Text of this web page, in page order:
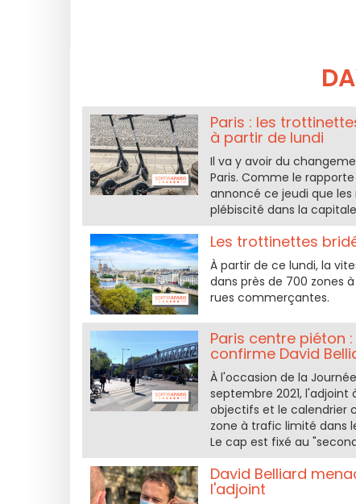
Paris : les
à partir de lundi
Il va y avoir du
Paris. Comme le
annoncé ce jeudi que
plébiscité dans la
Les trottinettes
À partir de ce lundi, la
dans près de 700 zones
rues commerçantes.
Paris centre piéton
confirme David
À l'occasion de la
septembre 2021,
objectifs et le calendrier
zone à trafic limité dans
Le cap est fixé au
David Belliard
l'adjoint